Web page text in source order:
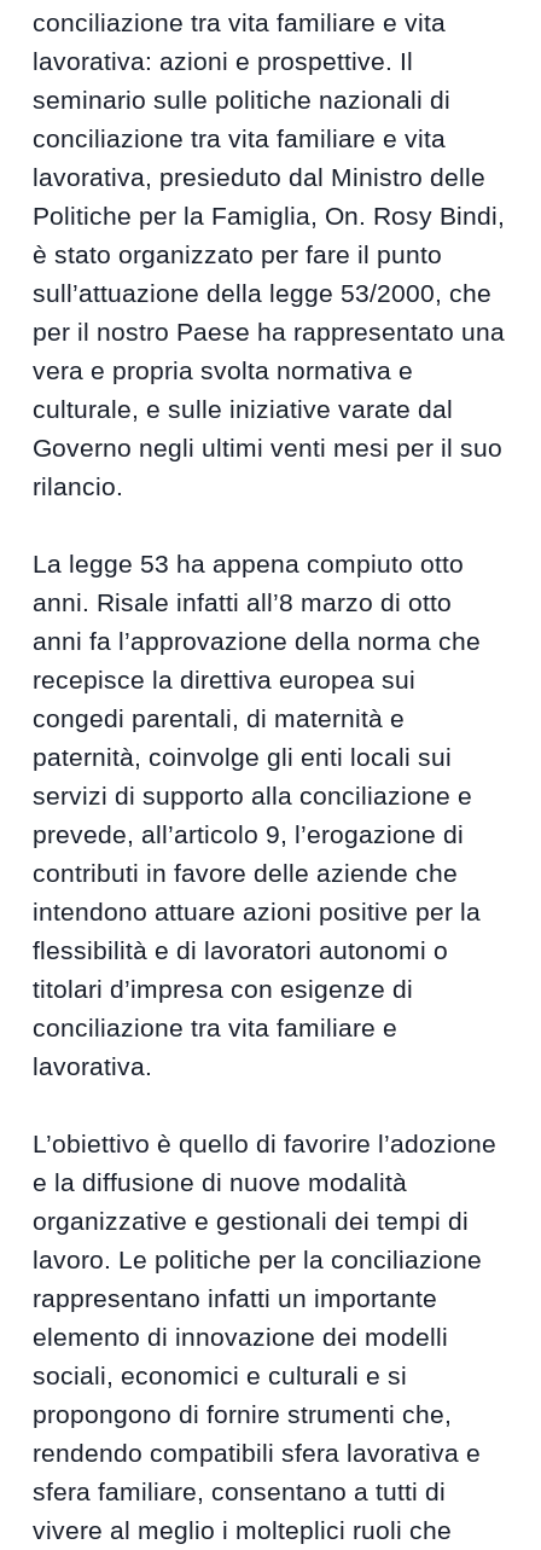
conciliazione tra vita familiare e vita
lavorativa: azioni e prospettive. Il
seminario sulle politiche nazionali di
conciliazione tra vita familiare e vita
lavorativa, presieduto dal Ministro delle
Politiche per la Famiglia, On. Rosy Bindi,
è stato organizzato per fare il punto
sull’attuazione della legge 53/2000, che
per il nostro Paese ha rappresentato una
vera e propria svolta normativa e
culturale, e sulle iniziative varate dal
Governo negli ultimi venti mesi per il suo
rilancio.
La legge 53 ha appena compiuto otto
anni. Risale infatti all’8 marzo di otto
anni fa l’approvazione della norma che
recepisce la direttiva europea sui
congedi parentali, di maternità e
paternità, coinvolge gli enti locali sui
servizi di supporto alla conciliazione e
prevede, all’articolo 9, l’erogazione di
contributi in favore delle aziende che
intendono attuare azioni positive per la
flessibilità e di lavoratori autonomi o
titolari d’impresa con esigenze di
conciliazione tra vita familiare e
lavorativa.
L’obiettivo è quello di favorire l’adozione
e la diffusione di nuove modalità
organizzative e gestionali dei tempi di
lavoro. Le politiche per la conciliazione
rappresentano infatti un importante
elemento di innovazione dei modelli
sociali, economici e culturali e si
propongono di fornire strumenti che,
rendendo compatibili sfera lavorativa e
sfera familiare, consentano a tutti di
vivere al meglio i molteplici ruoli che